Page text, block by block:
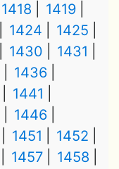
1418
1419
1424
1425
1430
1431
1436
1441
1446
1451
1452
1457
1458